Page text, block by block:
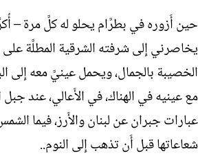
حين أَزوره في بطرَّام يحلو له كلَّ مرة –
يخاصرني إِلى شرفته الشرقية المطلَّة
الخصيبة بالجمال، ويحمل عينيَّ معه إِلى
مع عينيه في الهناك، في الأَعالي، عند جبل
عبارات جبران عن لبنان والأَرز، فيما
شعاعاتها قبل أَن تذهب إِلى النوم..